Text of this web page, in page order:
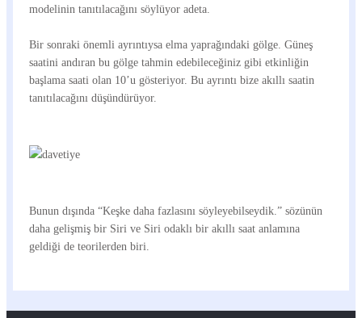
modelinin tanıtılacağını söylüyor adeta.
Bir sonraki önemli ayrıntıysa elma yaprağındaki gölge. Güneş
saatini andıran bu gölge tahmin edebileceğiniz gibi etkinliğin
başlama saati olan 10’u gösteriyor. Bu ayrıntı bize akıllı saatin
tanıtılacağını düşündürüyor.
Bunun dışında “Keşke daha fazlasını söyleyebilseydik.” sözünün
daha gelişmiş bir Siri ve Siri odaklı bir akıllı saat anlamına
geldiği de teorilerden biri.